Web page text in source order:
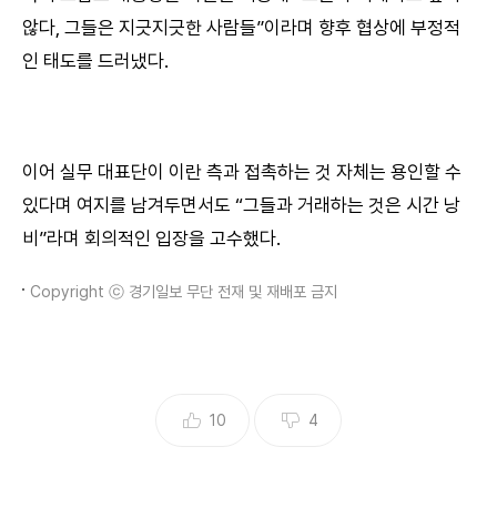
않다, 그들은 지긋지긋한 사람들”이라며 향후 협상에 부정적
인 태도를 드러냈다.
이어 실무 대표단이 이란 측과 접촉하는 것 자체는 용인할 수
있다며 여지를 남겨두면서도 “그들과 거래하는 것은 시간 낭
비”라며 회의적인 입장을 고수했다.
Copyright ⓒ 경기일보 무단 전재 및 재배포 금지
10 4